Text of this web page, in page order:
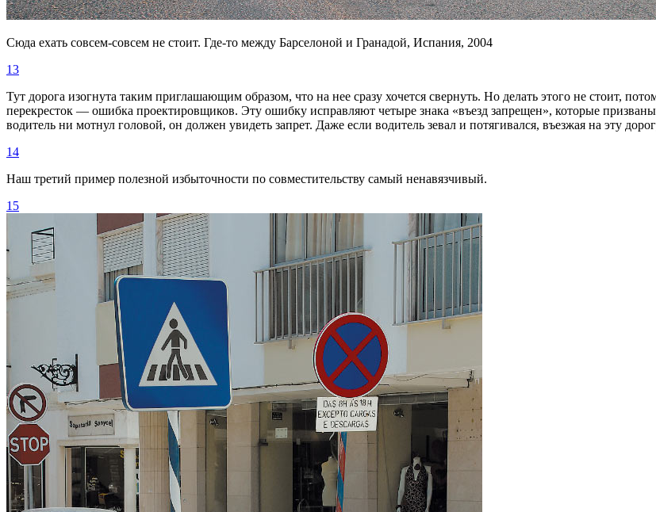
Сюда ехать совсем-совсем не стоит. Где-то между Барселоной и Гранадой, Испания, 2004
13
Тут дорога изогнута таким приглашающим образом, что на нее сразу хочется свернуть. Но делать этого не стоит,
перекресток — ошибка проектировщиков. Эту ошибку исправляют четыре знака «въезд запрещен», которые
водитель ни мотнул головой, он должен увидеть запрет. Даже если водитель зевал и потягивался, въезжая на эту
14
Наш третий пример полезной избыточности по совместительству самый ненавязчивый.
15